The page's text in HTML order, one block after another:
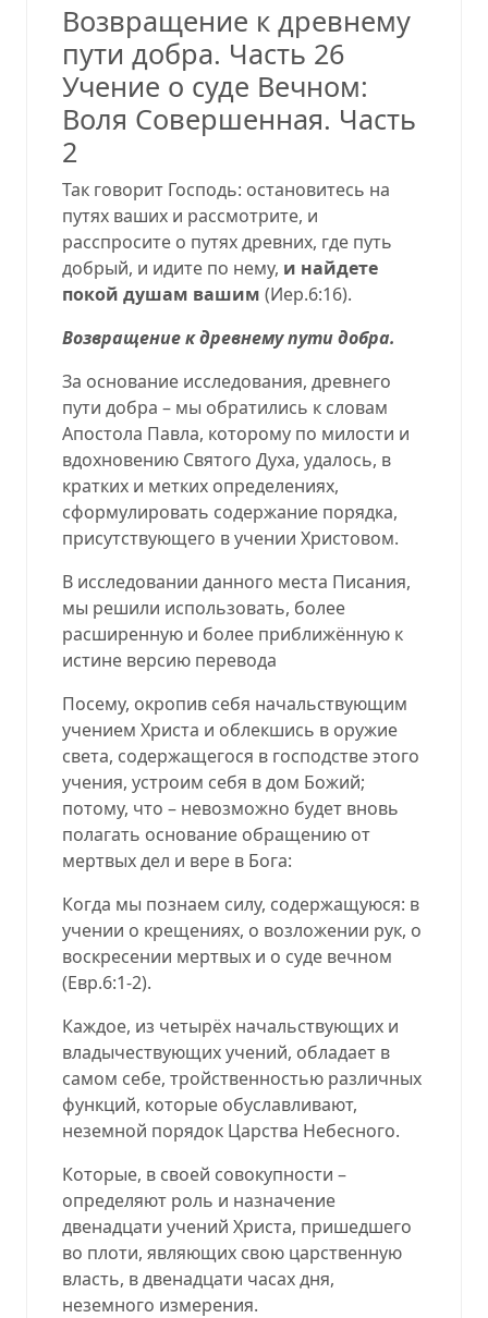
Возвращение к древнему
пути добра. Часть 26
Учение о суде Вечном:
Воля Совершенная. Часть
2
Так говорит Господь: остановитесь на
путях ваших и рассмотрите, и
расспросите о путях древних, где путь
добрый, и идите по нему, и найдете
покой душам вашим (Иер.6:16).
Возвращение к древнему пути добра.
За основание исследования, древнего
пути добра – мы обратились к словам
Апостола Павла, которому по милости и
вдохновению Святого Духа, удалось, в
кратких и метких определениях,
сформулировать содержание порядка,
присутствующего в учении Христовом.
В исследовании данного места Писания,
мы решили использовать, более
расширенную и более приближённую к
истине версию перевода
Посему, окропив себя начальствующим
учением Христа и облекшись в оружие
света, содержащегося в господстве этого
учения, устроим себя в дом Божий;
потому, что – невозможно будет вновь
полагать основание обращению от
мертвых дел и вере в Бога:
Когда мы познаем силу, содержащуюся: в
учении о крещениях, о возложении рук, о
воскресении мертвых и о суде вечном
(Евр.6:1-2).
Каждое, из четырёх начальствующих и
владычествующих учений, обладает в
самом себе, тройственностью различных
функций, которые обуславливают,
неземной порядок Царства Небесного.
Которые, в своей совокупности –
определяют роль и назначение
двенадцати учений Христа, пришедшего
во плоти, являющих свою царственную
власть, в двенадцати часах дня,
неземного измерения.